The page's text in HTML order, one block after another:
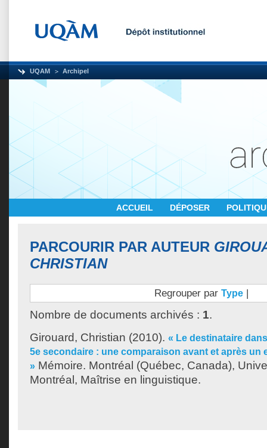
UQAM Archipel
ACCUEIL DÉPOSER
PARCOURIR PAR AUTEUR
CHRISTIAN
Regrouper par Type |
Nombre de documents archivés : 1.
Girouard, Christian (2010). « Le destinataire
5e secondaire : une comparaison avant et après un
» Mémoire. Montréal (Québec, Canada),
Montréal, Maîtrise en linguistique.